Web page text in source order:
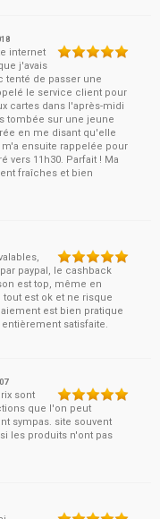
internet
j'avais
tenté de passer une
le service client pour
cartes dans l'après-midi
tombée sur une jeune
en me disant qu'elle
ensuite rappelée pour
vers 11h30. Parfait ! Ma
fraîches et bien
paypal, le cashback
est top, même en
est ok et ne risque
est bien pratique
satisfaite.
sont
que l'on peut
sympas. site souvent
les produits n'ont pas